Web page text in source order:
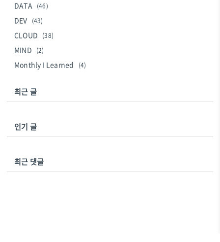
DATA (46)
DEV (43)
CLOUD (38)
MIND (2)
Monthly I Learned (4)
최근 글
인기 글
최근 댓글